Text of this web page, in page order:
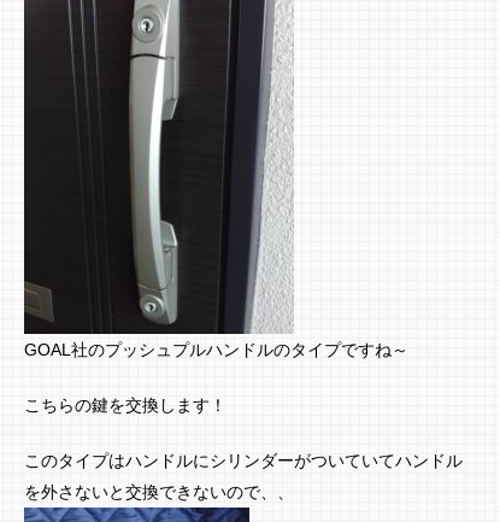
GOAL社のプッシュプルハンドルのタイプですね～
こちらの鍵を交換します！
このタイプはハンドルにシリンダーがついていてハンドル
を外さないと交換できないので、、